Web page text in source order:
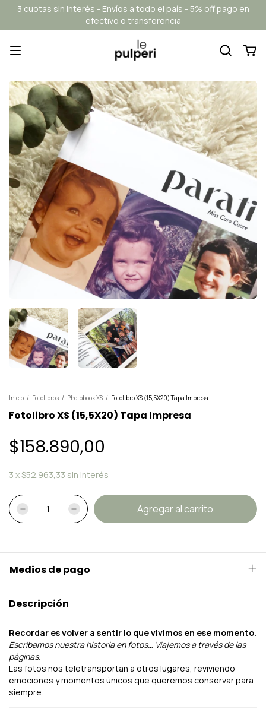
3 cuotas sin interés - Envíos a todo el país - 5% off pago en
efectivo o transferencia
Inicio / Fotolibros / Photobook XS / Fotolibro XS (15,5X20) Tapa Impresa
Fotolibro XS (15,5X20) Tapa Impresa
$158.890,00
3 x$52.963,33 sin interés
Medios de pago
Descripción
Recordar es volver a sentir lo que vivimos en ese momento.
Escribamos nuestra historia en fotos… Viajemos a través de las
páginas.
Las fotos nos teletransportan a otros lugares, reviviendo
emociones y momentos únicos que queremos conservar para
siempre.